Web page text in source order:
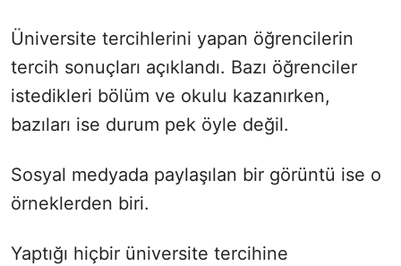
Üniversite tercihlerini yapan öğrencilerin
tercih sonuçları açıklandı. Bazı öğrenciler
istedikleri bölüm ve okulu kazanırken,
bazıları ise durum pek öyle değil.
Sosyal medyada paylaşılan bir görüntü ise o
örneklerden biri.
Yaptığı hiçbir üniversite tercihine